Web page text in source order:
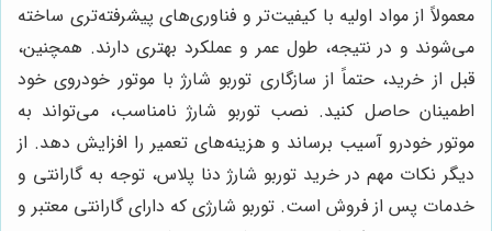
معمولاً از مواد اولیه با کیفیت‌تر و فناوری‌های پیشرفته‌تری ساخته
می‌شوند و در نتیجه، طول عمر و عملکرد بهتری دارند. همچنین،
قبل از خرید، حتماً از سازگاری توربو شارژ با موتور خودروی خود
اطمینان حاصل کنید. نصب توربو شارژ نامناسب، می‌تواند به
موتور خودرو آسیب برساند و هزینه‌های تعمیر را افزایش دهد. از
دیگر نکات مهم در خرید توربو شارژ دنا پلاس، توجه به گارانتی و
خدمات پس از فروش است. توربو شارژی که دارای گارانتی معتبر و